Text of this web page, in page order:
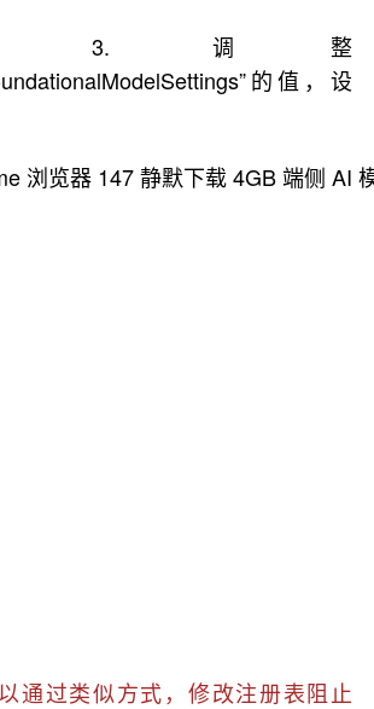
调整
的值，设
过类似方式，修改注册表阻止